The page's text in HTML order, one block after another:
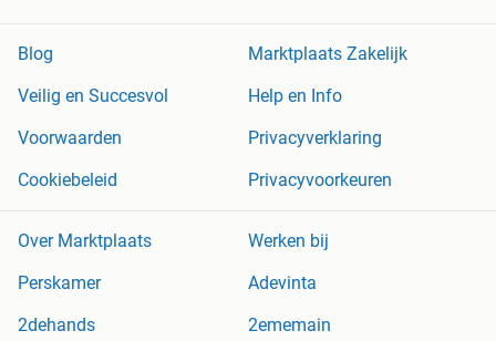
Blog
Marktplaats Zakelijk
Veilig en Succesvol
Help en Info
Voorwaarden
Privacyverklaring
Cookiebeleid
Privacyvoorkeuren
Over Marktplaats
Werken bij
Perskamer
Adevinta
2dehands
2ememain